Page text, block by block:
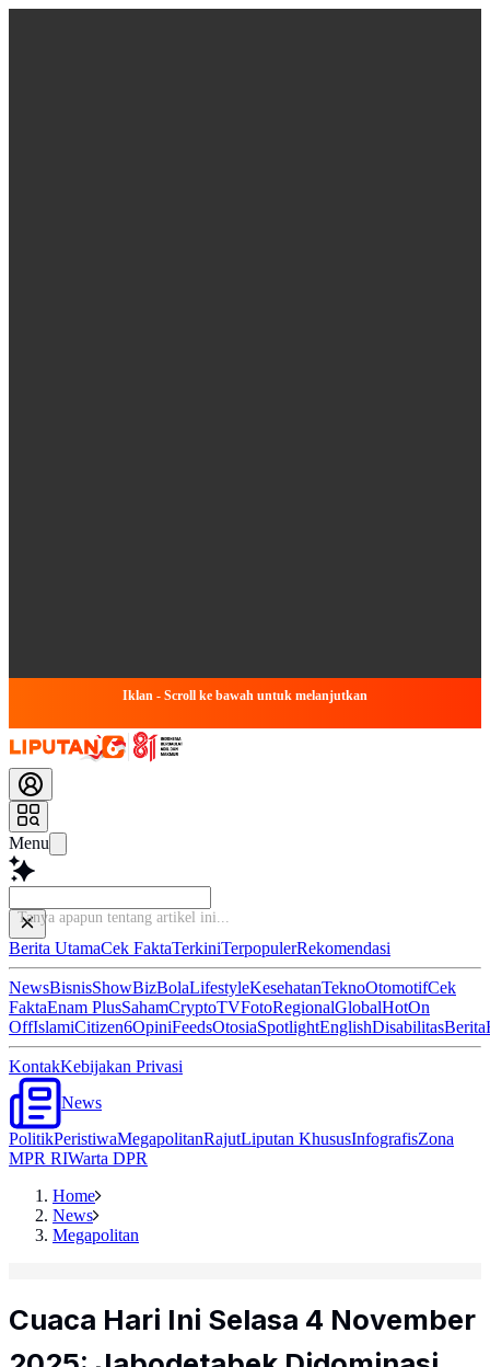
Iklan - Scroll ke bawah untuk melanjutkan
Menu
T
Berita UtamaCek FaktaTerkiniTerpopulerRekomendasi
NewsBisnisShowBizBolaLifestyleKesehatanTeknoOtomotifCek
FaktaEnam PlusSahamCryptoTVFotoRegionalGlobalHotOn
OffIslamiCitizen6OpiniFeedsOtosiaSpotlightEnglishDisabilitasBerita
KontakKebijakan Privasi
News
PolitikPeristiwaMegapolitanRajutLiputan KhususInfografisZona
MPR RIWarta DPR
Home
News
Megapolitan
Cuaca Hari Ini Selasa 4 November